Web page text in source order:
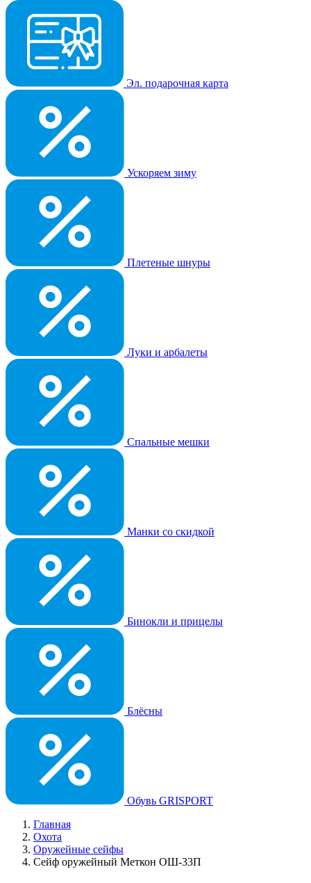
Эл. подарочная карта
Ускоряем зиму
Плетеные шнуры
Луки и арбалеты
Спальные мешки
Манки со скидкой
Бинокли и прицелы
Блёсны
Обувь GRISPORT
Главная
Охота
Оружейные сейфы
Сейф оружейный Меткон ОШ-33П